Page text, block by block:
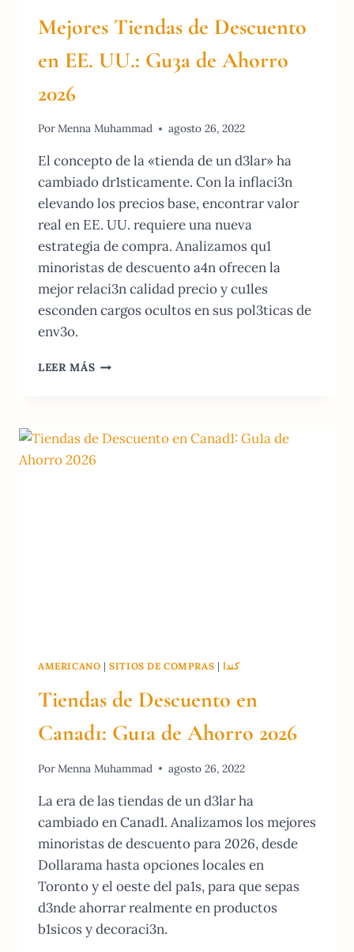
Mejores Tiendas de Descuento
en EE. UU.: Gu3a de Ahorro
2026
PorMenna Muhammad agosto 26, 2022
El concepto de la «tienda de un d3lar» ha
cambiado dr1sticamente. Con la inflaci3n
elevando los precios base, encontrar valor
real en EE. UU. requiere una nueva
estrategia de compra. Analizamos qu1
minoristas de descuento a4n ofrecen la
mejor relaci3n calidad precio y cu1les
esconden cargos ocultos en sus pol3ticas de
env3o.
LEER MÁS MEJORES
EE.
UU.:
AMERICANO |SITIOS DE COMPRAS | كندا
Tiendas de Descuento en
Canad1: Gu1a de Ahorro 2026
Por Menna Muhammad agosto 26, 2022
La era de las tiendas de un d3lar ha
cambiado en Canad1. Analizamos los mejores
minoristas de descuento para 2026, desde
Dollarama hasta opciones locales en
Toronto y el oeste del pa1s, para que sepas
d3nde ahorrar realmente en productos
b1sicos y decoraci3n.